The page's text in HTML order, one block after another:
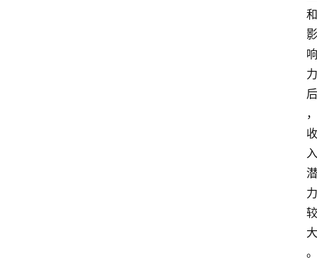
和
影
响
力
后
，
收
入
潜
力
较
大
。